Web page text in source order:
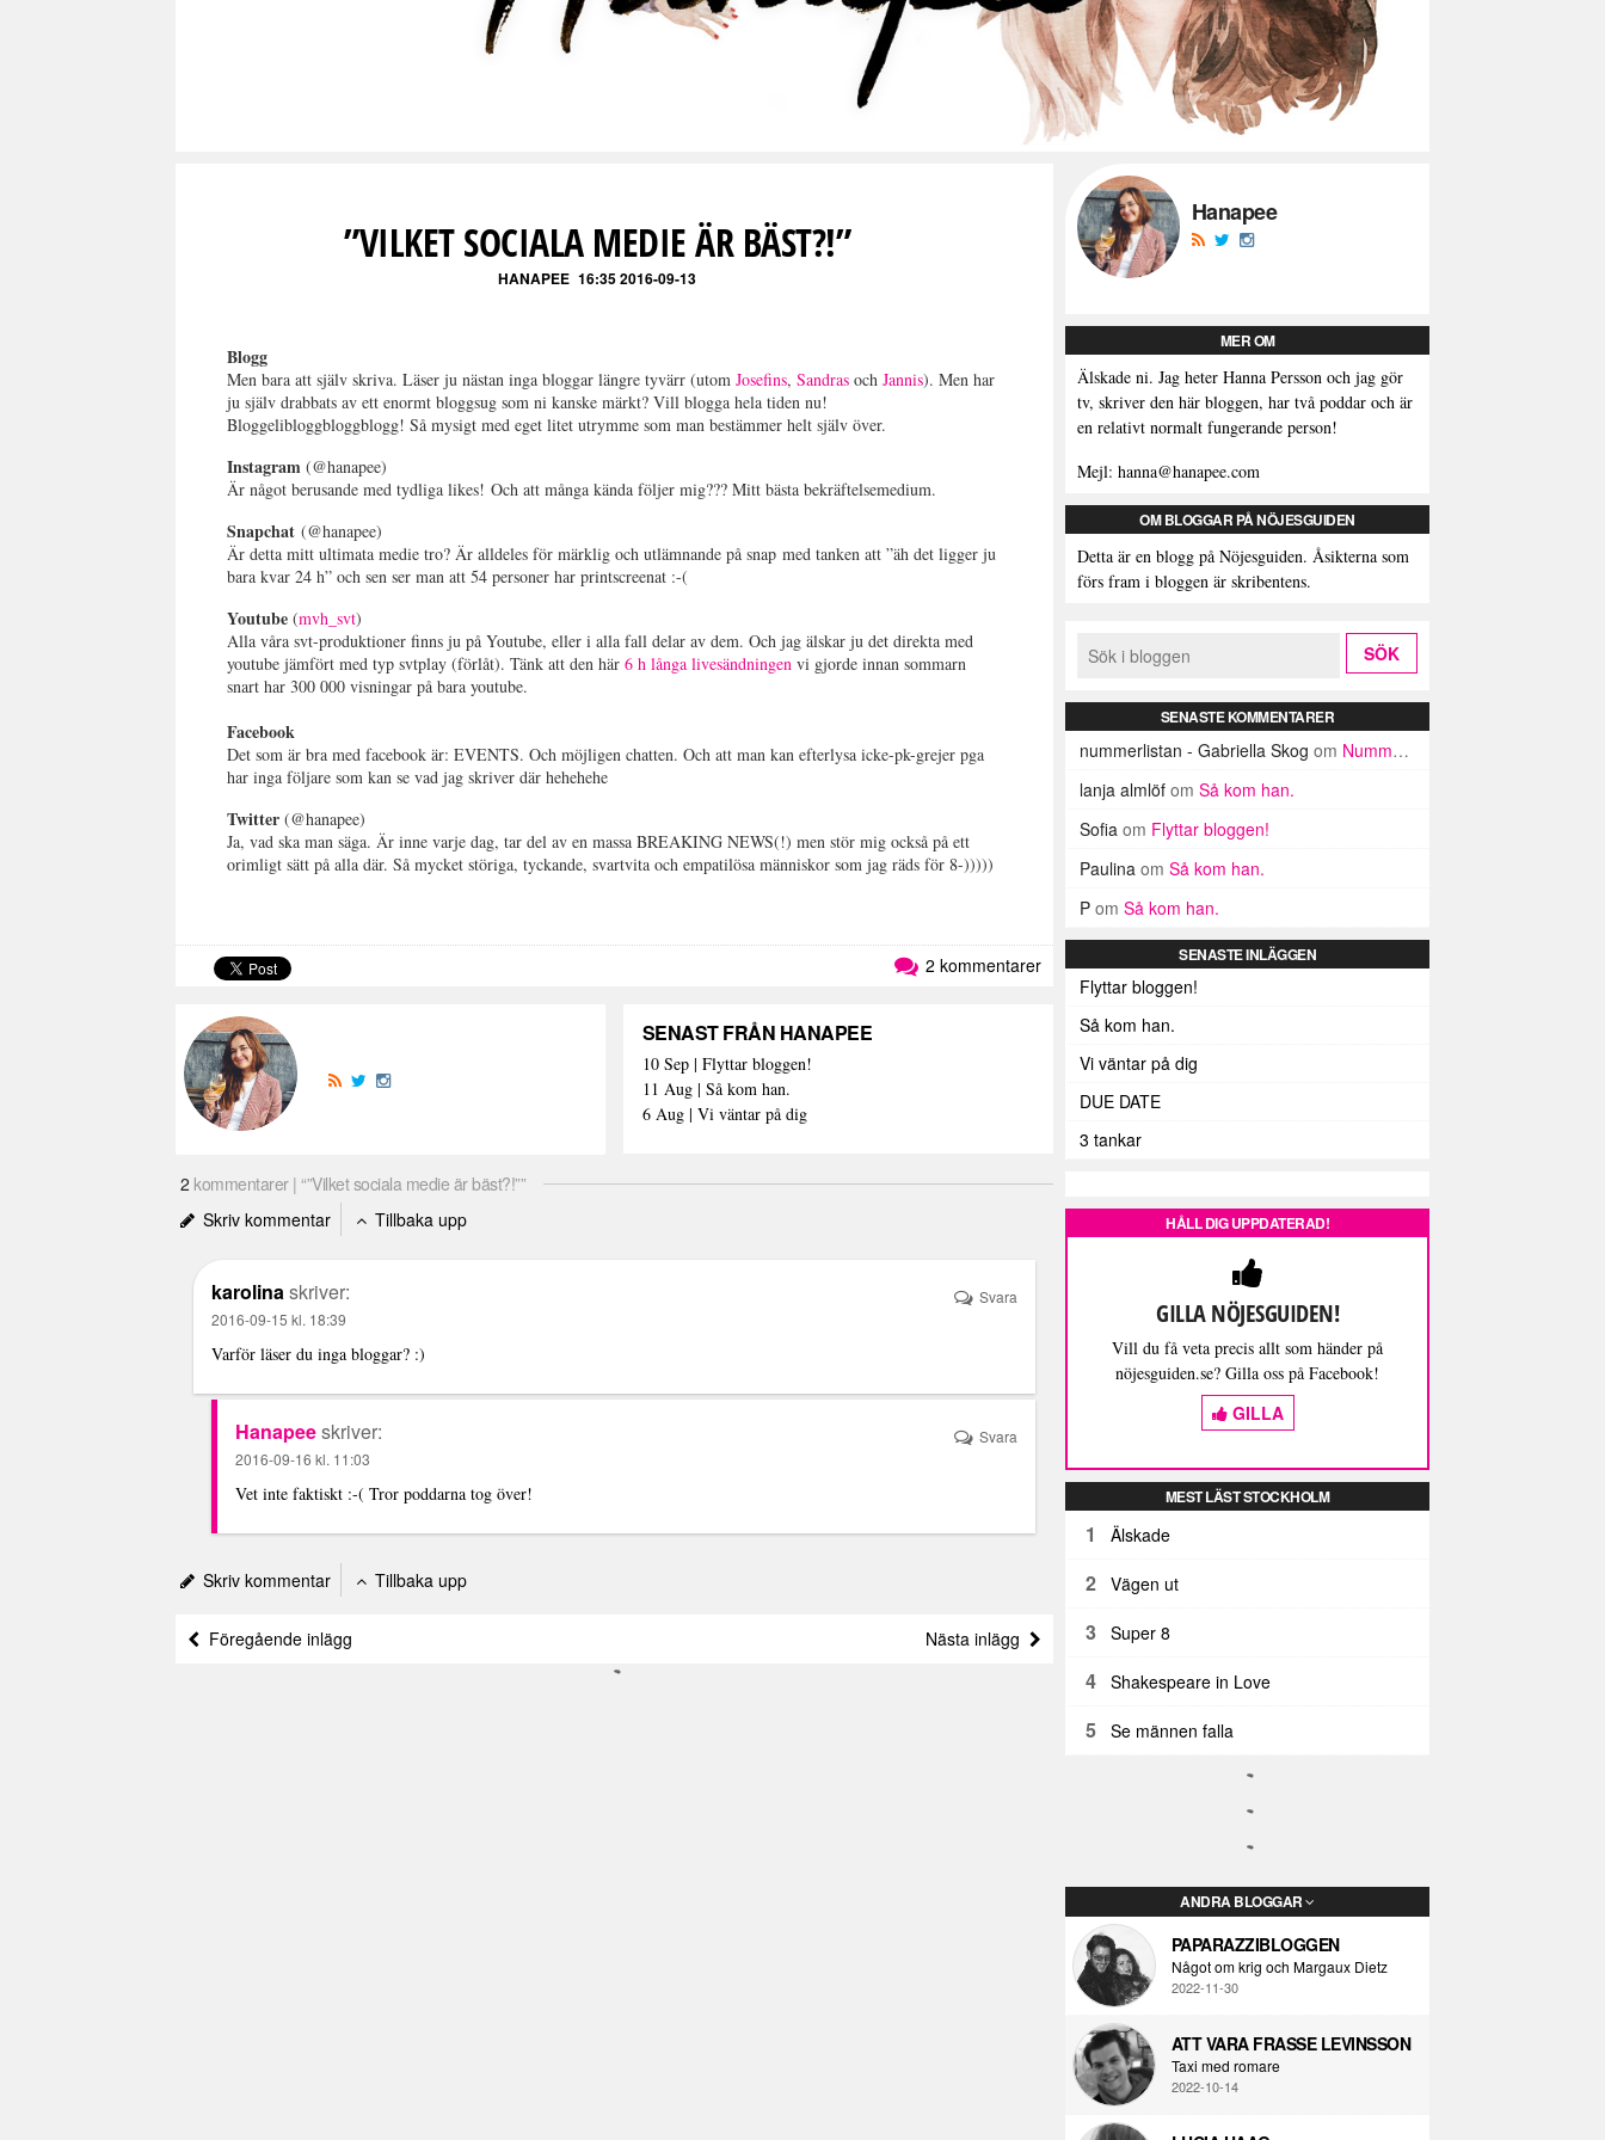
”VILKET SOCIALA MEDIE ÄR BÄST?!”
HANAPEE 16:35 2016-09-13
Blogg
Men bara att själv skriva. Läser ju nästan inga bloggar längre tyvärr (utomJosefins,Sandras ochJannis). Men har
ju själv drabbats av ett enormt bloggsug som ni kanske märkt? Vill blogga hela tiden nu!
Bloggelibloggbloggblogg! Så mysigt med eget litet utrymme som man bestämmer helt själv över.
Instagram (@hanapee)
Är något berusande med tydliga likes! Och att många kända följer mig??? Mitt bästa bekräftelsemedium.
Snapchat (@hanapee)
Är detta mitt ultimata medie tro? Är alldeles för märklig och utlämnande på snap med tanken att ”äh det ligger ju
bara kvar 24 h” och sen ser man att 54 personer har printscreenat :-(
Youtube (mvh_svt)
Alla våra svt-produktioner finns ju på Youtube, eller i alla fall delar av dem. Och jag älskar ju det direkta med
youtube jämfört med typ svtplay (förlåt). Tänk att den här6 h långa livesändningen vi gjorde innan sommarn
snart har 300 000 visningar på bara youtube.
Facebook
Det som är bra med facebook är: EVENTS. Och möjligen chatten. Och att man kan efterlysa icke-pk-grejer pga
har inga följare som kan se vad jag skriver där hehehehe
Twitter (@hanapee)
Ja, vad ska man säga. Är inne varje dag, tar del av en massa BREAKING NEWS(!) men stör mig också på ett
orimligt sätt på alla där. Så mycket störiga, tyckande, svartvita och empatilösa människor som jag räds för 8-)))))
2 kommentarer
SENAST FRÅN HANAPEE
10 Sep | Flyttar bloggen!
11 Aug | Så kom han.
6 Aug | Vi väntar på dig
2 kommentarer | “”Vilket sociala medie är bäst?!””
Skriv kommentar
Tillbaka upp
karolinaskriver:
2016-09-15 kl. 18:39
Varför läser du inga bloggar? :)
Svara
Hanapeeskriver:
2016-09-16 kl. 11:03
Vet inte faktiskt :-( Tror poddarna tog över!
Svara
Skriv kommentar Tillbaka upp
Föregående inlägg Nästa inlägg
Hanapee
MER OM
Älskade ni. Jag heter Hanna Persson och jag gör
tv, skriver den här bloggen, har två poddar och är
en relativt normalt fungerande person!
Mejl: hanna@hanapee.com
OM BLOGGAR PÅ NÖJESGUIDEN
Detta är en blogg på Nöjesguiden. Åsikterna som
förs fram i bloggen är skribentens.
SENASTE KOMMENTARER
nummerlistan - Gabriella Skog om Nummerlistan
lanja almlöf om Så kom han.
Sofia om Flyttar bloggen!
Paulina om Så kom han.
P om Så kom han.
SENASTE INLÄGGEN
Flyttar bloggen!
Så kom han.
Vi väntar på dig
DUE DATE
3 tankar
HÅLL DIG UPPDATERAD!
GILLA NÖJESGUIDEN!
Vill du få veta precis allt som händer på
nöjesguiden.se? Gilla oss på Facebook!
GILLA
MEST LÄST STOCKHOLM
1 Älskade
2 Vägen ut
3 Super 8
4 Shakespeare in Love
5 Se männen falla
ANDRA BLOGGAR
PAPARAZZIBLOGGEN
Något om krig och Margaux Dietz
2022-11-30
ATT VARA FRASSE LEVINSSON
Taxi med romare
2022-10-14